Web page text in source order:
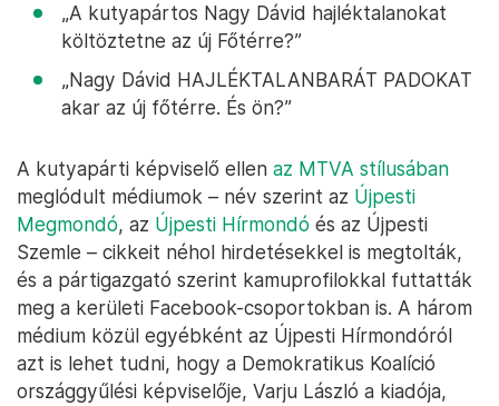
„A kutyapártos Nagy Dávid hajléktalanokat
költöztetne az új Főtérre?”
„Nagy Dávid HAJLÉKTALANBARÁT PADOKAT
akar az új főtérre. És ön?”
A kutyapárti képviselő ellen az MTVA stílusában
meglódult médiumok – név szerint az Újpesti
Megmondó, az Újpesti Hírmondó és az Újpesti
Szemle – cikkeit néhol hirdetésekkel is megtolták,
és a pártigazgató szerint kamuprofilokkal futtatták
meg a kerületi Facebook-csoportokban is. A három
médium közül egyébként az Újpesti Hírmondóról
azt is lehet tudni, hogy a Demokratikus Koalíció
országgyűlési képviselője, Varju László a kiadója,